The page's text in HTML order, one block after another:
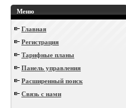
Меню
Главная
Регистрация
Тарифные планы
Панель управления
Расширенный поиск
Связь с нами